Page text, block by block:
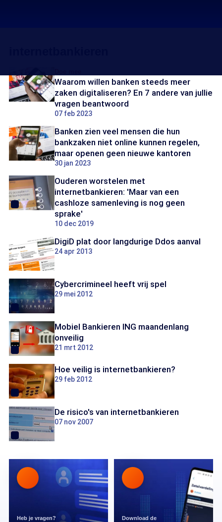
Waarom willen banken steeds meer
zaken digitaliseren? En 7 andere van jullie
vragen beantwoord
07 feb 2023
Banken zien veel mensen die hun
bankzaken niet online kunnen regelen,
maar openen geen nieuwe kantoren
30 jan 2023
Ouderen worstelen met
internetbankieren: 'Maar van een
cashloze samenleving is nog geen
sprake'
10 dec 2019
DigiD plat door langdurige Ddos aanval
24 apr 2013
Cybercrimineel heeft vrij spel
29 mei 2012
Mobiel Bankieren ING maandenlang
onveilig
21 mrt 2012
Hoe veilig is internetbankieren?
29 feb 2012
De risico's van internetbankieren
07 nov 2007
Heb je vragen? Download de